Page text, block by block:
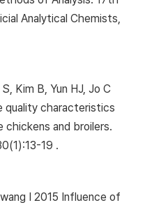
Analytical Chemists,
Kim B, Yun HJ, Jo C
quality characteristics
chickens and broilers.
19 .
I 2015 Influence of